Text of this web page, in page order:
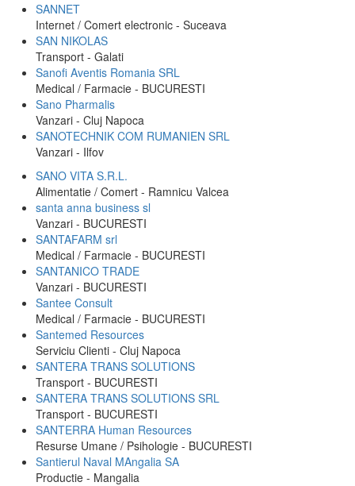
SANNET
Internet / Comert electronic - Suceava
SAN NIKOLAS
Transport - Galati
Sanofi Aventis Romania SRL
Medical / Farmacie - BUCURESTI
Sano Pharmalis
Vanzari - Cluj Napoca
SANOTECHNIK COM RUMANIEN SRL
Vanzari - Ilfov
SANO VITA S.R.L.
Alimentatie / Comert - Ramnicu Valcea
santa anna business sl
Vanzari - BUCURESTI
SANTAFARM srl
Medical / Farmacie - BUCURESTI
SANTANICO TRADE
Vanzari - BUCURESTI
Santee Consult
Medical / Farmacie - BUCURESTI
Santemed Resources
Serviciu Clienti - Cluj Napoca
SANTERA TRANS SOLUTIONS
Transport - BUCURESTI
SANTERA TRANS SOLUTIONS SRL
Transport - BUCURESTI
SANTERRA Human Resources
Resurse Umane / Psihologie - BUCURESTI
Santierul Naval MAngalia SA
Productie - Mangalia